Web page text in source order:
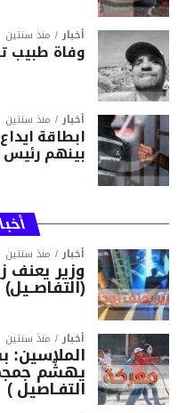
أخبار منذ سنتين
وفاة طبيب
أخبار منذ سنتين
بينهم رئيس
أخبار منذ سنتين
وزير يعنف
(التفاصــيل)
أخبار منذ سنتين
يهشّم
التفـاصيل )